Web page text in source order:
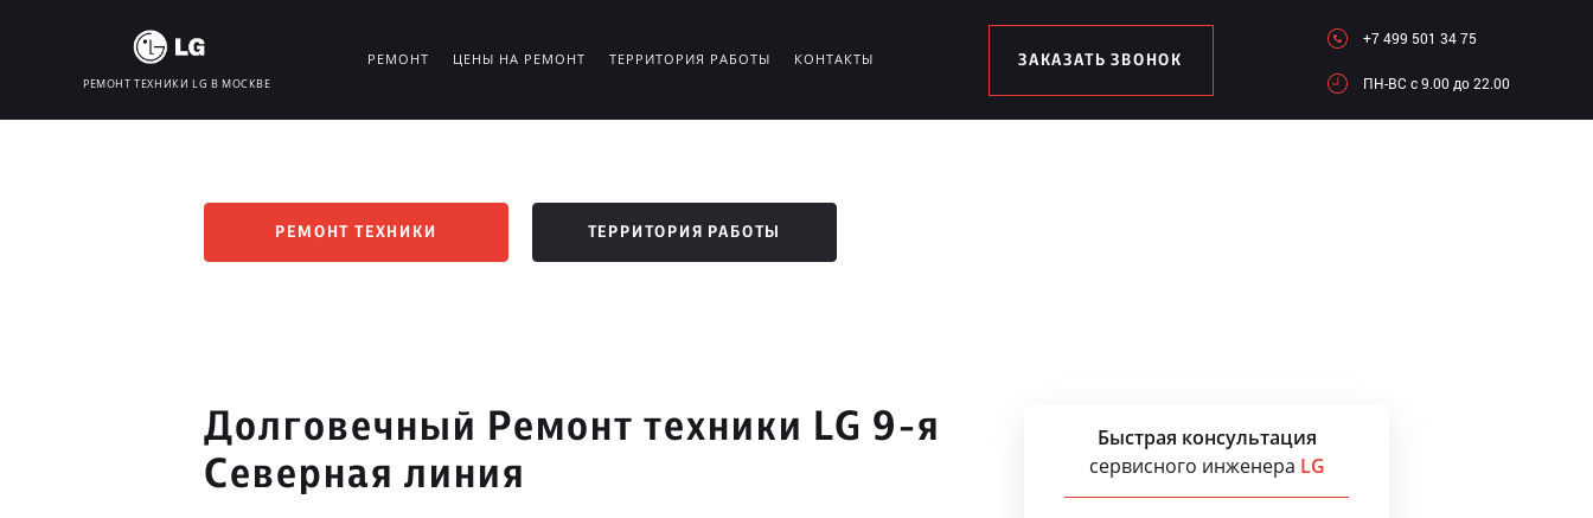
РЕМОНТ ТЕХНИКИ LG В МОСКВЕ
РЕМОНТ ЦЕНЫ НА РЕМОНТ ТЕРРИТОРИЯ РАБОТЫ КОНТАКТЫ ЗАКАЗАТЬ ЗВОНОК
+7 499 501 34 75
ПН-ВC c 9.00 до 22.00
РЕМОНТ ТЕХНИКИ ТЕРРИТОРИЯ РАБОТЫ
Долговечный Ремонт техники LG 9-я
Северная линия
Быстрая консультация
сервисного инженера LG